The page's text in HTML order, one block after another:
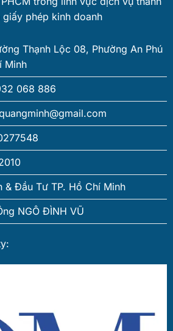
phép kinh doanh
Thạnh Lộc 08, Phường An Phú
Minh
068 886
& Đầu Tư TP. Hồ Chí Minh
NGÔ ĐÌNH VŨ